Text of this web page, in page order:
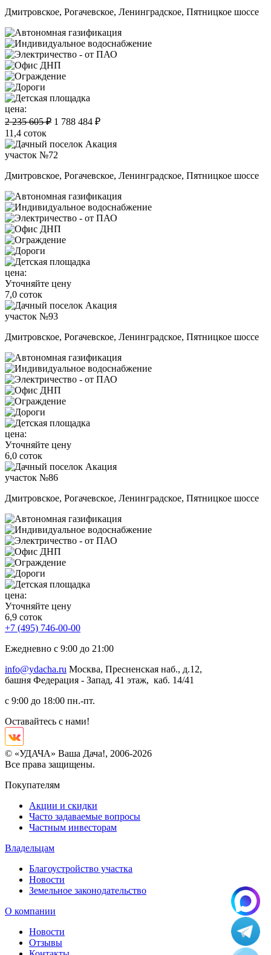
Дмитровское, Рогачевское, Ленинградское, Пятницкое шоссе
цена:
2 235 605 ₽ 1 788 484 ₽
11,4 соток
участок №72
Дмитровское, Рогачевское, Ленинградское, Пятницкое шоссе
цена:
Уточняйте цену
7,0 соток
участок №93
Дмитровское, Рогачевское, Ленинградское, Пятницкое шоссе
цена:
Уточняйте цену
6,0 соток
участок №86
Дмитровское, Рогачевское, Ленинградское, Пятницкое шоссе
цена:
Уточняйте цену
6,9 соток
+7 (495) 746-00-00
Ежедневно с 9:00 до 21:00
info@ydacha.ru Москва, Пресненская наб., д.12,
башня Федерация - Запад, 41 этаж, каб. 14/41
с 9:00 до 18:00 пн.-пт.
Оставайтесь с нами!
© «УДАЧА» Ваша Дача!, 2006-2026
Все права защищены.
Покупателям
Акции и скидки
Часто задаваемые вопросы
Частным инвесторам
Владельцам
Благоустройство участка
Новости
Земельное законодательство
О компании
Новости
Отзывы